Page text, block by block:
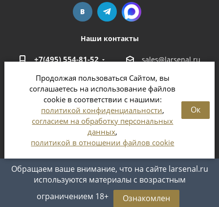
Продолжая пользоваться Сайтом, вы
соглашаетесь на использование файлов
cookie в соответствии с нашими:
политикой конфиденциальности,
согласием на обработку персональных
данных,
политикой в отношении файлов cookie
Ок
Обращаем ваше внимание, что на сайте larsenal.ru
используются материалы с возрастным
ограничением 18+
Ознакомлен
Наши контакты
+7(495) 554-81-52 sales@larsenal.ru
Московская область,
г. Люберцы,
ул. Хлебозаводская, 8 Б